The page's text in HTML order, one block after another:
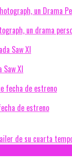
un drama
XI
de estreno